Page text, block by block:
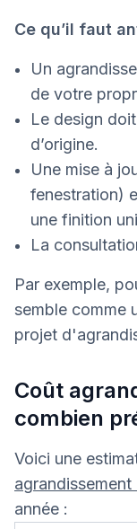
Ce qu’il faut
Un
de votre
Le design
d’origine.
Une mise à
fenestration)
une finition
La
Par exemple,
semble comme
projet
Coût
combien
Voici une
agrandissement
année :